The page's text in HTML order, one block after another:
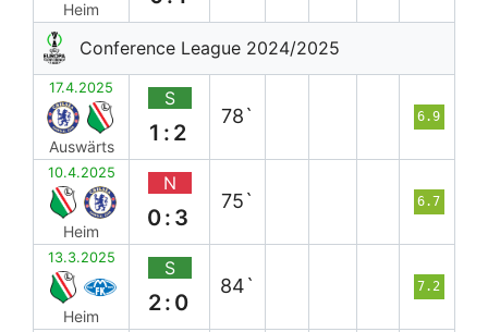
Heim
Conference League 2024/2025
17.4.2025
Auswärts
S
1:2
78` 6.9
10.4.2025
Heim
N
0:3
75` 6.7
13.3.2025
Heim
S
2:0
84` 7.2